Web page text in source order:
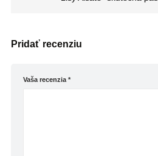
Pridať recenziu
Vaša recenzia*